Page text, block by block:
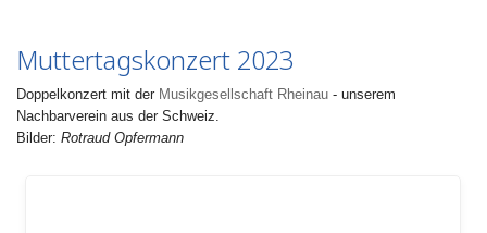
Muttertagskonzert 2023
Doppelkonzert mit der Musikgesellschaft Rheinau - unserem
Nachbarverein aus der Schweiz.
Bilder: Rotraud Opfermann